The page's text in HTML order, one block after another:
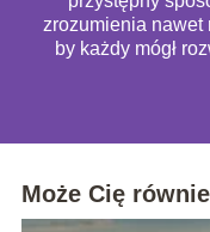
zrozumienia nawet
by każdy mógł
Może Cię